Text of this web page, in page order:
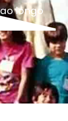
longo